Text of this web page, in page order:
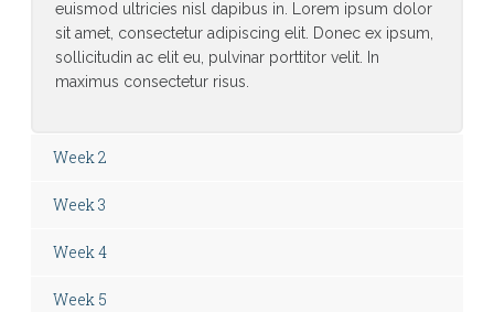
euismod ultricies nisl dapibus in. Lorem ipsum dolor
sit amet, consectetur adipiscing elit. Donec ex ipsum,
sollicitudin ac elit eu, pulvinar porttitor velit. In
maximus consectetur risus.
Week 2
Week 3
Week 4
Week 5